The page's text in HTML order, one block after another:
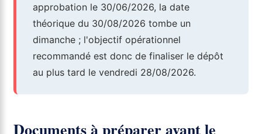
approbation le 30/06/2026, la date
théorique du 30/08/2026 tombe un
dimanche ; l'objectif opérationnel
recommandé est donc de finaliser le dépôt
au plus tard le vendredi 28/08/2026.
Documents à préparer avant le